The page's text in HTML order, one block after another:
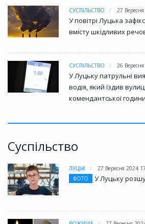
СУСПІЛЬСТВО 27
У повітрі Луцька
вмісту шкідливих
СУСПІЛЬСТВО 26
У Луцьку патрульні
водія, який їздив
комендантської години
Суспільство
ЛУЦЬК
27 Вересня 2024
ФОТО
У Луцьку